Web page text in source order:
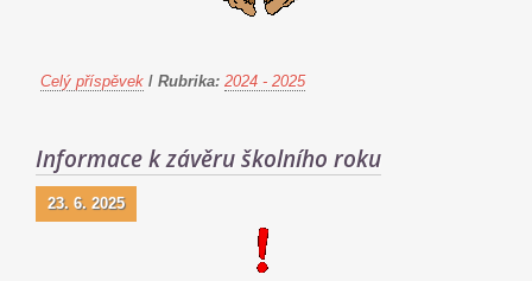
Celý příspěvek / Rubrika: 2024 - 2025
Informace k závěru školního roku
23. 6. 2025